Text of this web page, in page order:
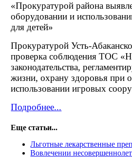
«Прокуратурой района
оборудовании и
для детей»
Прокуратурой Усть-
проверка соблюдения ТОС
законодательства,
жизни, охрану здоровья при
использовании игровых
Подробнее...
Еще статьи...
Льготные лекарственные
Вовлечении